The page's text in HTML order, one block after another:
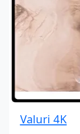
Valuri 4K